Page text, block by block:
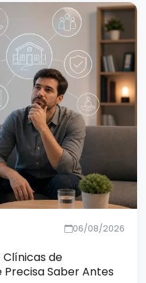
06/08/2026
de
Precisa Saber Antes